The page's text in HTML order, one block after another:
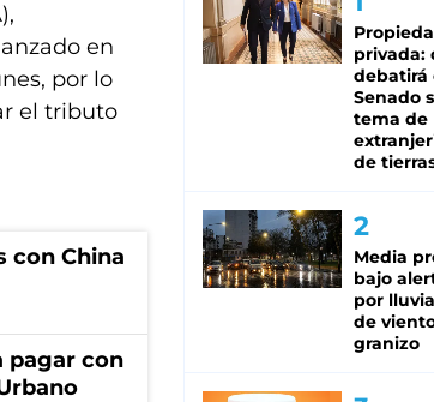
en
por lo
el tributo
con China
pagar con
privada:
debatirá
Senado
tema de
de
Media
bajo
por
de
granizo